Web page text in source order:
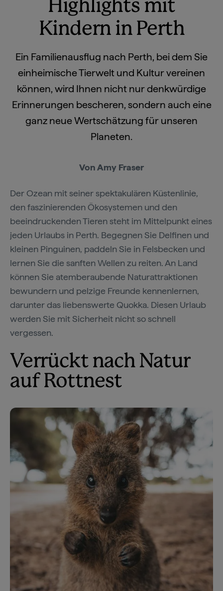
Highlights mit
Kindern in Perth
Ein Familienausflug nach Perth, bei dem Sie
einheimische Tierwelt und Kultur vereinen
können, wird Ihnen nicht nur denkwürdige
Erinnerungen bescheren, sondern auch eine
ganz neue Wertschätzung für unseren
Planeten.
Von Amy Fraser
Der Ozean mit seiner spektakulären Küstenlinie,
den faszinierenden Ökosystemen und den
beeindruckenden Tieren steht im Mittelpunkt eines
jeden Urlaubs in Perth. Begegnen Sie Delfinen und
kleinen Pinguinen, paddeln Sie in Felsbecken und
lernen Sie die sanften Wellen zu reiten. An Land
können Sie atemberaubende Naturattraktionen
bewundern und pelzige Freunde kennenlernen,
darunter das liebenswerte Quokka. Diesen Urlaub
werden Sie mit Sicherheit nicht so schnell
vergessen.
Verrückt nach Natur
auf Rottnest